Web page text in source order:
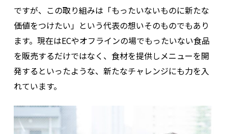
ですが、この取り組みは「もったいないものに新たな
価値をつけたい」という代表の想いそのものでもあり
ます。現在はECやオフラインの場でもったいない食品
を販売するだけではなく、食材を提供しメニューを開
発するといったような、新たなチャレンジにも力を入
れています。